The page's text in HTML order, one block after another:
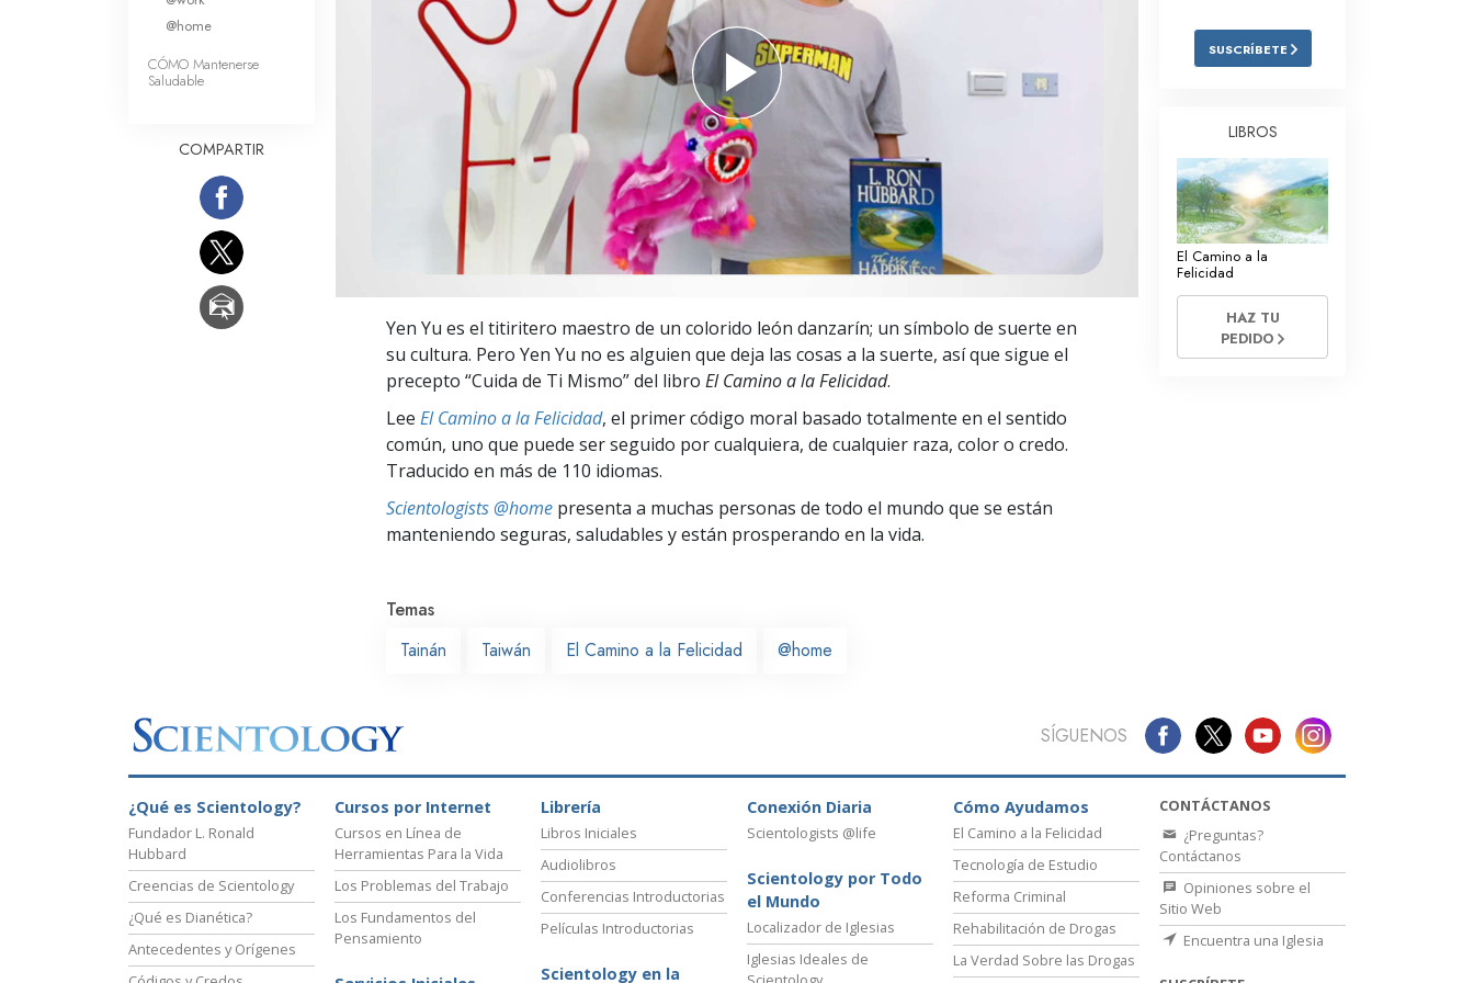
Amor y Odio: ¿Qué es Grandeza?
Respuestas a las Drogas
La Causa de la Supresión
Investigaciones
Los Fundamentos de la Organización
Los Fundamentos de las Relaciones
Yen Yu es el titiritero maestro de un colorido león danzarín; un símbolo de suerte en
su cultura. Pero Yen Yu no es alguien que deja las cosas a la suerte, así que sigue el
precepto “Cuida de Ti Mismo” del libro El Camino a la Felicidad.
Lee El Camino a la Felicidad, el primer código moral basado totalmente en el sentido
común, uno que puede ser seguido por cualquiera, de cualquier raza, color o credo.
Traducido en más de 110 idiomas.
Scientologists @home presenta a muchas personas de todo el mundo que se están
manteniendo seguras, saludables y están prosperando en la vida.
Temas
Tainán
Taiwán El Camino a la Felicidad @home
@home
CÓMO Mantenerse
Saludable
COMPARTIR
SUSCRÍBETE
LIBROS
El Camino a la
Felicidad
HAZ TU
PEDIDO
SÍGUENOS
¿Qué es Scientology?
Fundador L. Ronald
Hubbard
Creencias de Scientology
¿Qué es Dianética?
Antecedentes y Orígenes
Cursos por Internet
Cursos en Línea de
Herramientas Para la Vida
Los Problemas del Trabajo
Los Fundamentos del
Pensamiento
Librería
Libros Iniciales
Audiolibros
Conferencias Introductorias
Películas Introductorias
Scientology en la
Conexión Diaria
Scientologists @life
Scientology por Todo
el Mundo
Localizador de Iglesias
Iglesias Ideales de
Cómo Ayudamos
El Camino a la Felicidad
Tecnología de Estudio
Reforma Criminal
Rehabilitación de Drogas
La Verdad Sobre las Drogas
CONTÁCTANOS
¿Preguntas?
Contáctanos
Opiniones sobre el
Sitio Web
Encuentra una Iglesia